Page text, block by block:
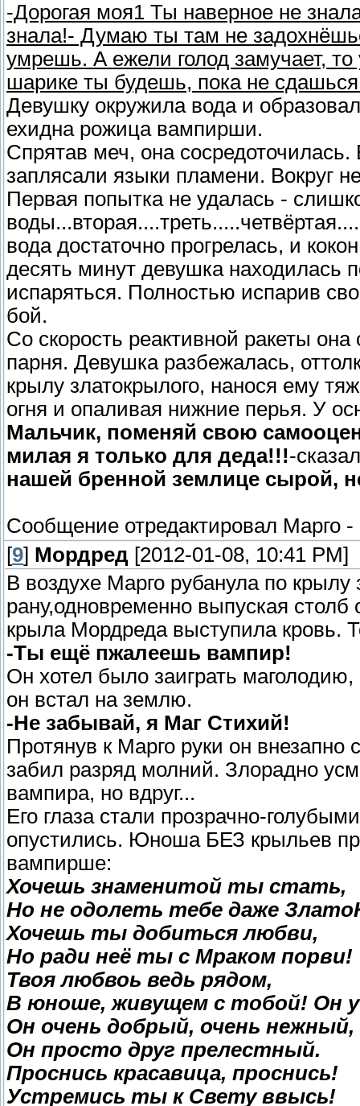
-Дорогая моя1 Ты наверное не
знала!- Думаю ты там не
умрешь. А ежели голод замучает,
шарике ты будешь, пока не
Девушку окружила вода и
ехидна рожица вампирши.
Спрятав меч, она сосредоточилась.
заплясали языки пламени. Вокруг
Первая попытка не удалась -
вода достаточно прогрелась, и
десять минут девушка находилась
испаряться. Полностью испарив
бой.
Со скорость реактивной ракеты
парня. Девушка разбежалась,
крылу златокрылого, нанося ему
огня и опаливая нижние перья. У
Мальчик, поменяй свою
милая я только для деда!!!-
нашей бренной землице сырой,
Сообщение отредактировал Марго -
[9] Мордред [2012-01-08, 10:41 PM]
В воздухе Марго рубанула по
рану,одновременно выпуская
крыла Мордреда выступила кровь.
-Ты ещё пжалеешь вампир!
Он хотел было заиграть
он встал на землю.
-Не забывай, я Маг Стихий!
Протянув к Марго руки он
забил разряд молний. Злорадно
вампира, но вдруг...
Его глаза стали прозрачно-
опустились. Юноша БЕЗ крыльев
вампирше:
Хочешь знаменитой ты стать,
Но не одолеть тебе даже
Хочешь ты добиться любви,
Но ради неё ты с Мраком порви!
Твоя любвоь ведь рядом,
В юноше, живущем с тобой! Он
Он очень добрый, очень нежный,
Он просто друг прелестный.
Проснись красавица, проснись!
Устремись ты к Свету ввысь!